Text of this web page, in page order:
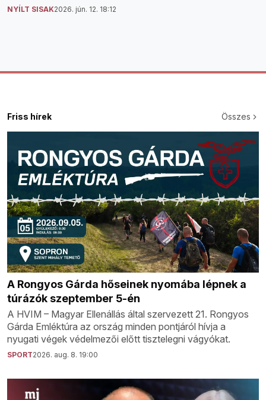
NYÍLT SISAK2026. jún. 12. 18:12
Friss hírek Összes
A Rongyos Gárda hőseinek nyomába lépnek a
túrázók szeptember 5-én
A HVIM – Magyar Ellenállás által szervezett 21. Rongyos
Gárda Emléktúra az ország minden pontjáról hívja a
nyugati végek védelmezői előtt tisztelegni vágyókat.
SPORT2026. aug. 8. 19:00